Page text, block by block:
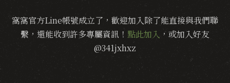
窩窩官方Line帳號成立了，歡迎加入除了能直接與我們聯
繫，還能收到許多專屬資訊！ 點此加入 ，或加入好友
@341jxhxz